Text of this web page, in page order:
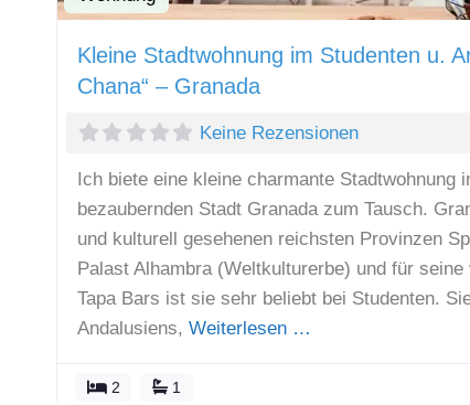
Kleine Stadtwohnung im Studenten u.
Chana“ – Granada
Keine Rezensionen
Ich biete eine kleine charmante Stadtwohnung
bezaubernden Stadt Granada zum Tausch.
und kulturell gesehenen reichsten Provinzen
Palast Alhambra (Weltkulturerbe) und für
Tapa Bars ist sie sehr beliebt bei Studenten.
Andalusiens, Weiterlesen …
2 1